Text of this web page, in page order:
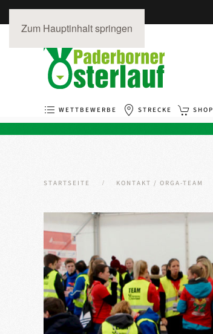
Zum Hauptinhalt springen
WETTBEWERBE STRECKE SHOP
STARTSEITE KONTAKT / ORGA-TEAM